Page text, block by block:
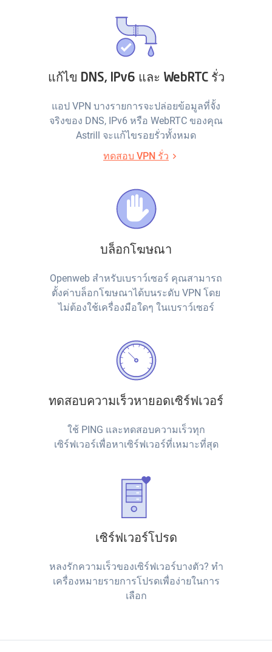
แก้ไข DNS, IPv6 และ WebRTC รั่ว
แอป VPN บางรายการจะปล่อยข้อมูลที่จั้ง
จริงของ DNS, IPv6 หรือ WebRTC ของคุณ
Astrill จะแก้ไขรอยรั่วทั้งหมด
ทดสอบ VPN รั่ว
บล็อกโฆษณา
Openweb สำหรับเบราว์เซอร์ คุณสามารถ
ตั้งค่าบล็อกโฆษณาได้บนระดับ VPN โดย
ไม่ต้องใช้เครื่องมือใดๆ ในเบราว์เซอร์
ทดสอบความเร็วหายอดเซิร์ฟเวอร์
ใช้ PING และทดสอบความเร็วทุก
เซิร์ฟเวอร์เพื่อหาเซิร์ฟเวอร์ที่เหมาะที่สุด
เซิร์ฟเวอร์โปรด
หลงรักความเร็วของเซิร์ฟเวอร์บางตัว? ทำ
เครื่องหมายรายการโปรดเพื่อง่ายในการ
เลือก